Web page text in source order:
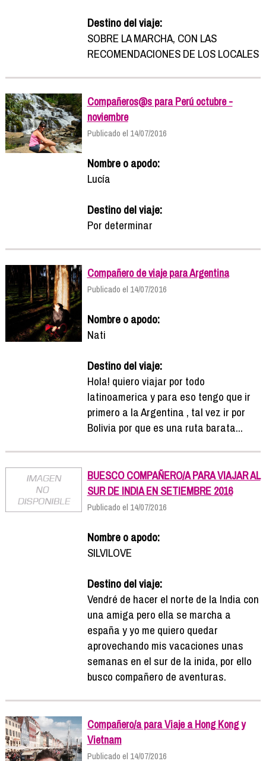
Destino del viaje:
SOBRE LA MARCHA, CON LAS
RECOMENDACIONES DE LOS LOCALES
Compañeros@s para Perú octubre -
noviembre
Publicado el 14/07/2016
Nombre o apodo:
Lucía
Destino del viaje:
Por determinar
Compañero de viaje para Argentina
Publicado el 14/07/2016
Nombre o apodo:
Nati
Destino del viaje:
Hola! quiero viajar por todo
latinoamerica y para eso tengo que ir
primero a la Argentina , tal vez ir por
Bolivia por que es una ruta barata...
BUESCO COMPAÑERO/A PARA VIAJAR AL
SUR DE INDIA EN SETIEMBRE 2016
Publicado el 14/07/2016
Nombre o apodo:
SILVILOVE
Destino del viaje:
Vendré de hacer el norte de la India con
una amiga pero ella se marcha a
españa y yo me quiero quedar
aprovechando mis vacaciones unas
semanas en el sur de la inida, por ello
busco compañero de aventuras.
Compañero/a para Viaje a Hong Kong y
Vietnam
Publicado el 14/07/2016